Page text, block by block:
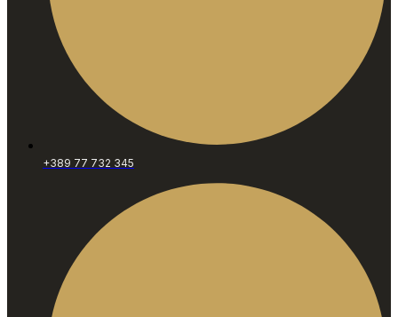
+389 77 732 345